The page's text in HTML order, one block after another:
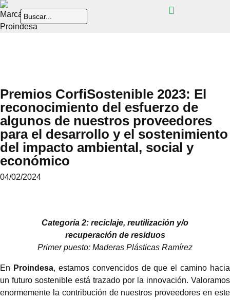
Premios CorfiSostenible 2023: El
reconocimiento del esfuerzo de
algunos de nuestros proveedores
para el desarrollo y el sostenimiento
del impacto ambiental, social y
económico
04/02/2024
Categoría 2: reciclaje, reutilización y/o
recuperación de residuos
Primer puesto: Maderas Plásticas Ramírez
En Proindesa, estamos convencidos de que el camino hacia
un futuro sostenible está trazado por la innovación. Valoramos
enormemente la contribución de nuestros proveedores en este